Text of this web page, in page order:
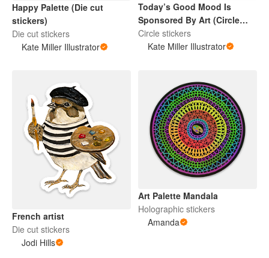
Happy Palette (Die cut
stickers)
Die cut stickers
Kate Miller Illustrator
Today’s Good Mood Is
Sponsored By Art (Circle
Sticker)
Circle stickers
Kate Miller Illustrator
French artist
Die cut stickers
Jodi Hills
Art Palette Mandala
Holographic stickers
Amanda